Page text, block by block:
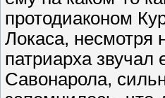
протодиаконом
Локаса, несмотря
патриарха
Савонарола,